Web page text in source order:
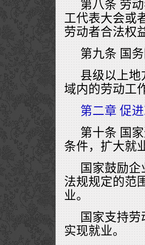
第八条 劳
工代表大会或
劳动者合法权
第九条 国
县级以上地
域内的劳动工
第二章 促
第十条 国
条件，扩大就
国家鼓励
法规规定的范
业。
国家支持
实现就业。